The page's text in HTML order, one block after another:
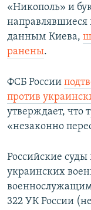
«Никополь» и
данным Киева,
ранены.
ФСБ России
против
утверждает, что
«незаконно
Российские
украинских
322 УК России